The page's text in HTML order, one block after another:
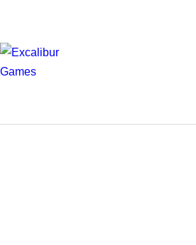
Giochi da tavolo
Giochi di Carte